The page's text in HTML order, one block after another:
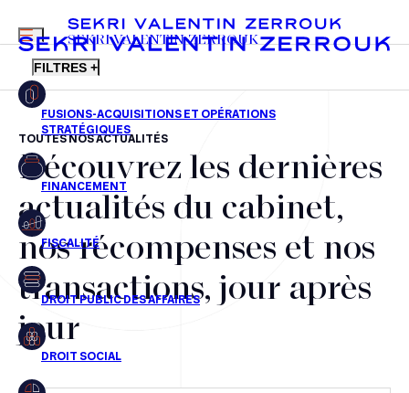
FR EN
MENU
SEKRI VALENTIN ZERROUK
FILTRES +
Fusions-acquisitions et opérations stratégiques
Financement
Fiscalité
Droit public des affaires
Droit social
TOUTES NOS ACTUALITÉS
Découvrez les dernières
actualités du cabinet,
nos récompenses et nos
transactions, jour après
jour